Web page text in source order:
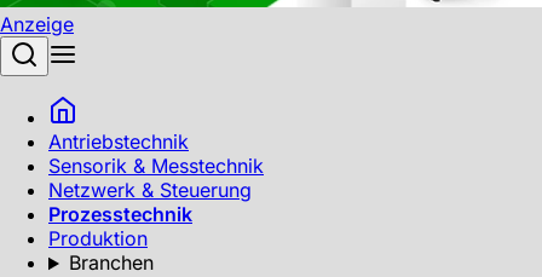
Anzeige
Antriebstechnik
Sensorik & Messtechnik
Netzwerk & Steuerung
Prozesstechnik
Produktion
Branchen